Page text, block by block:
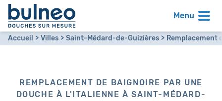
Menu
Accueil Villes Saint-Médard-de-Guizières Remplacement
REMPLACEMENT DE BAIGNOIRE PAR UNE
DOUCHE À L'ITALIENNE À SAINT-MÉDARD-